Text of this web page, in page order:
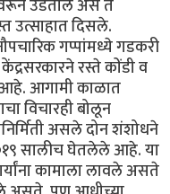
उडतील असे ते
उत्साहात दिसले.
गप्पांमध्ये गडकरी
रस्ते कोंडी व
आगामी काळात
विचारही बोलून
असले दोन शंशोधने
सालीच घेतलेले आहे. या
कामाला लावले असते